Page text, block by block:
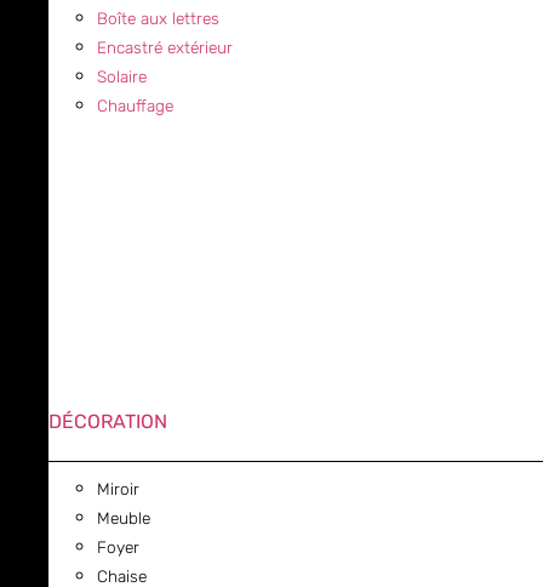
Boîte aux lettres
Encastré extérieur
Solaire
Chauffage
DÉCORATION
Miroir
Meuble
Foyer
Chaise